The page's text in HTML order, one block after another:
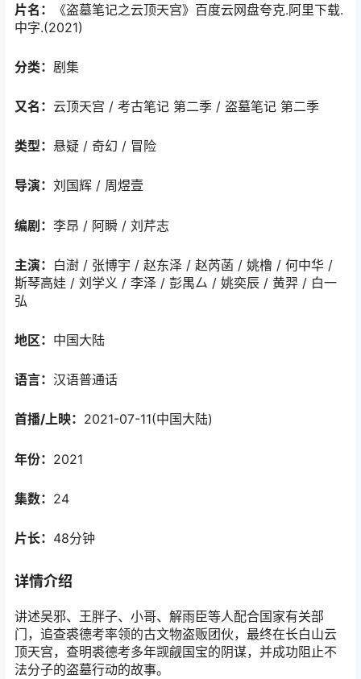
片名：
《盗墓笔记之云顶天宫》百度云网盘夸克.阿里下载.
中字.(2021)
分类： 剧集
又名： 云顶天宫 / 考古笔记 第二季 / 盗墓笔记 第二季
类型： 悬疑 / 奇幻 / 冒险
导演： 刘国辉 / 周煜壹
编剧： 李昂 / 阿瞬 / 刘芹志
主演： 白澍 / 张博宇 / 赵东泽 / 赵芮菡 / 姚橹 / 何中华 /
斯琴高娃 / 刘学义 / 李泽 / 彭禺厶 / 姚奕辰 / 黄羿 / 白一
弘
地区： 中国大陆
语言： 汉语普通话
首播/上映： 2021-07-11(中国大陆)
年份： 2021
集数： 24
片长： 48分钟
详情介绍
讲述吴邪、王胖子、小哥、解雨臣等人配合国家有关部
门，追查裘德考率领的古文物盗贩团伙，最终在长白山云
顶天宫，查明裘德考多年觊觎国宝的阴谋，并成功阻止不
法分子的盗墓行动的故事。